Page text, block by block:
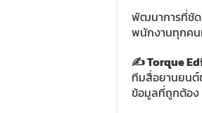
พัฒนาการที่ชัด
พนักงานทุกคน
✍️ Torque
ทีมสื่อยานยนต์
ข้อมูลที่ถูกต้อง